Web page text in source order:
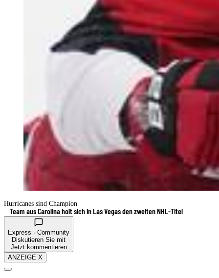
Hurricanes sind Champion
Team aus Carolina holt sich in Las Vegas den zweiten NHL-Titel
Express · Community
Diskutieren Sie mit
Jetzt kommentieren
ANZEIGE X